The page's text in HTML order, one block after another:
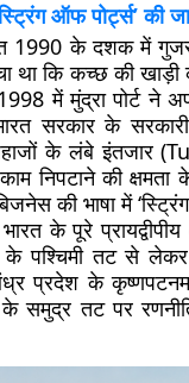
ऑफ पोर्ट्स’ की
1990 के दशक में
था कि कच्छ की
में मुंद्रा पोर्ट
सरकार के सरकारी
के लंबे इंतजार
निपटाने की
की भाषा में
के पूरे
के पश्चिमी तट से
प्रदेश के
समुद्र तट पर